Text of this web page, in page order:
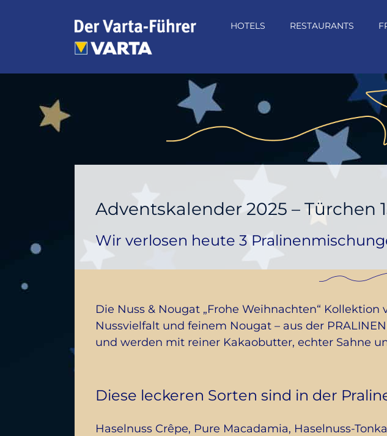
HOTELS RESTAURANTS
Adventskalender 2025 – Türchen
Wir verlosen heute 3
Die Nuss & Nougat „Frohe Weihnachten“
Nussvielfalt und feinem Nougat – aus der
und werden mit reiner Kakaobutter, echter Sahne
Diese leckeren Sorten sind in der
Haselnuss Crêpe, Pure Macadamia, Haselnuss-